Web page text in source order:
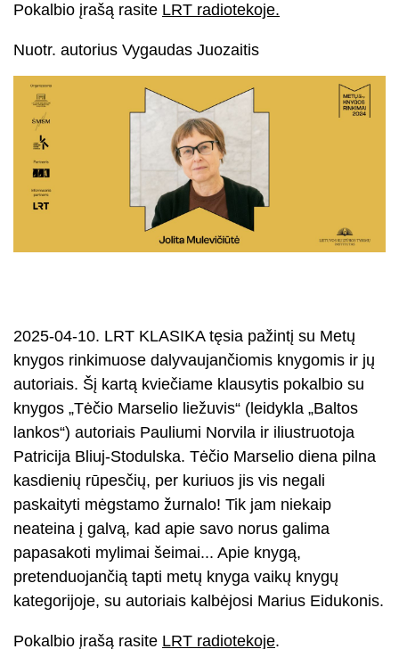
Pokalbio įrašą rasite LRT radiotekoje.
Nuotr. autorius Vygaudas Juozaitis
2025-04-10. LRT KLASIKA tęsia pažintį su Metų
knygos rinkimuose dalyvaujančiomis knygomis ir jų
autoriais. Šį kartą kviečiame klausytis pokalbio su
knygos „Tėčio Marselio liežuvis“ (leidykla „Baltos
lankos“) autoriais Pauliumi Norvila ir iliustruotoja
Patricija Bliuj-Stodulska. Tėčio Marselio diena pilna
kasdienių rūpesčių, per kuriuos jis vis negali
paskaityti mėgstamo žurnalo! Tik jam niekaip
neateina į galvą, kad apie savo norus galima
papasakoti mylimai šeimai... Apie knygą,
pretenduojančią tapti metų knyga vaikų knygų
kategorijoje, su autoriais kalbėjosi Marius Eidukonis.
Pokalbio įrašą rasite LRT radiotekoje.